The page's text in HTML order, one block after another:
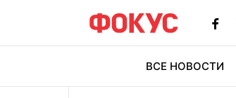
ВСЕ НОВОСТИ